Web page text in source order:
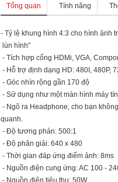
Tổng quan Tính năng
- Tỷ lệ khung hình 4:3 cho hình ảnh
lùn hình"
- Tích hợp cổng HDMi, VGA,
- Hỗ trợ định dạng HD: 480I, 480P,
- Góc nhìn rộng gần 170 độ
- Sử dụng như một màn hình máy
- Ngõ ra Headphone, cho bạn
quanh.
- Độ tương phản: 500:1
- Độ phân giải: 640 x 480
- Thời gian đáp ứng điểm ảnh: 8ms
- Nguồn điện cung ứng: AC 100 -
- Nguồn điện tiêu thụ: 50W